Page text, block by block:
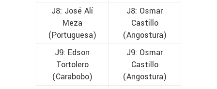
J8: José Alí
Meza
(Portuguesa)
J8: Osmar
Castillo
(Angostura)
J9: Edson
Tortolero
(Carabobo)
J9: Osmar
Castillo
(Angostura)